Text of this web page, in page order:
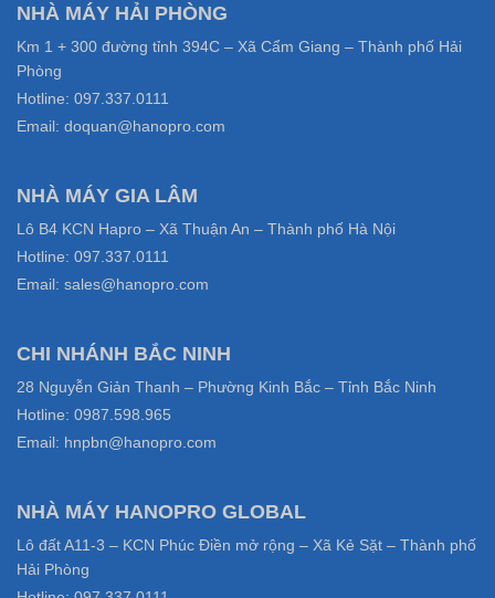
NHÀ MÁY HẢI PHÒNG
Km 1 + 300 đường tỉnh 394C – Xã Cẩm Giang – Thành phố Hải
Phòng
Hotline: 097.337.0111
Email: doquan@hanopro.com
NHÀ MÁY GIA LÂM
Lô B4 KCN Hapro – Xã Thuận An – Thành phố Hà Nội
Hotline: 097.337.0111
Email: sales@hanopro.com
CHI NHÁNH BẮC NINH
28 Nguyễn Giản Thanh – Phường Kinh Bắc – Tỉnh Bắc Ninh
Hotline: 0987.598.965
Email: hnpbn@hanopro.com
NHÀ MÁY HANOPRO GLOBAL
Lô đất A11-3 – KCN Phúc Điền mở rộng – Xã Kẻ Sặt – Thành phố
Hải Phòng